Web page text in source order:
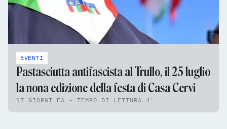
EVENTI
Pastasciutta antifascista al Trullo, il 25 luglio
la nona edizione della festa di Casa Cervi
17 GIORNI FA - TEMPO DI LETTURA 4'